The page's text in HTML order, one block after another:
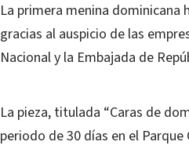
La primera menina dominicana
gracias al auspicio de las
Nacional y la Embajada de
La pieza, titulada “Caras de
periodo de 30 días en el Parque